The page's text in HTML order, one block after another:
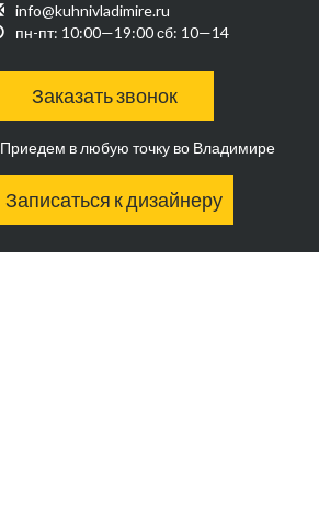
info@kuhnivladimire.ru
пн-пт: 10:00—19:00 сб: 10—14
Заказать звонок
Приедем в любую точку во Владимире
Записаться к дизайнеру